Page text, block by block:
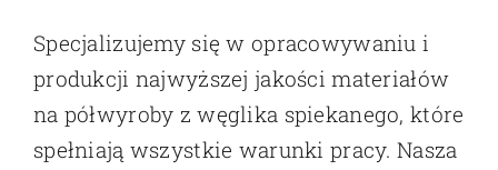
Specjalizujemy się w opracowywaniu i
produkcji najwyższej jakości materiałów
na półwyroby z węglika spiekanego, które
spełniają wszystkie warunki pracy. Nasza